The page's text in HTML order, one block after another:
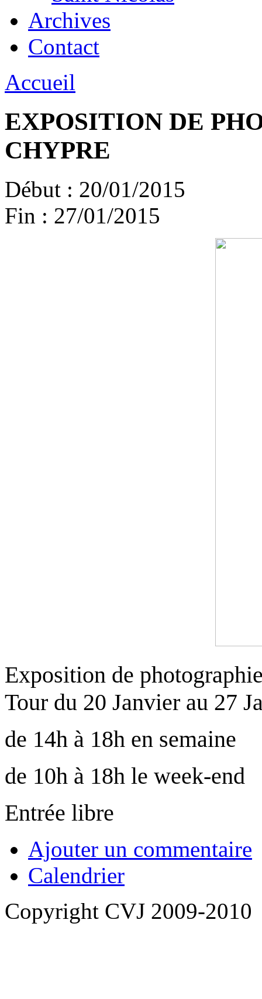
Archives
Contact
Accueil
EXPOSITION DE
CHYPRE
Début : 20/01/2015
Fin : 27/01/2015
Exposition de
Tour du 20 Janvier au 27
de 14h à 18h en semaine
de 10h à 18h le week-end
Entrée libre
Ajouter un commentaire
Calendrier
Copyright CVJ 2009-2010